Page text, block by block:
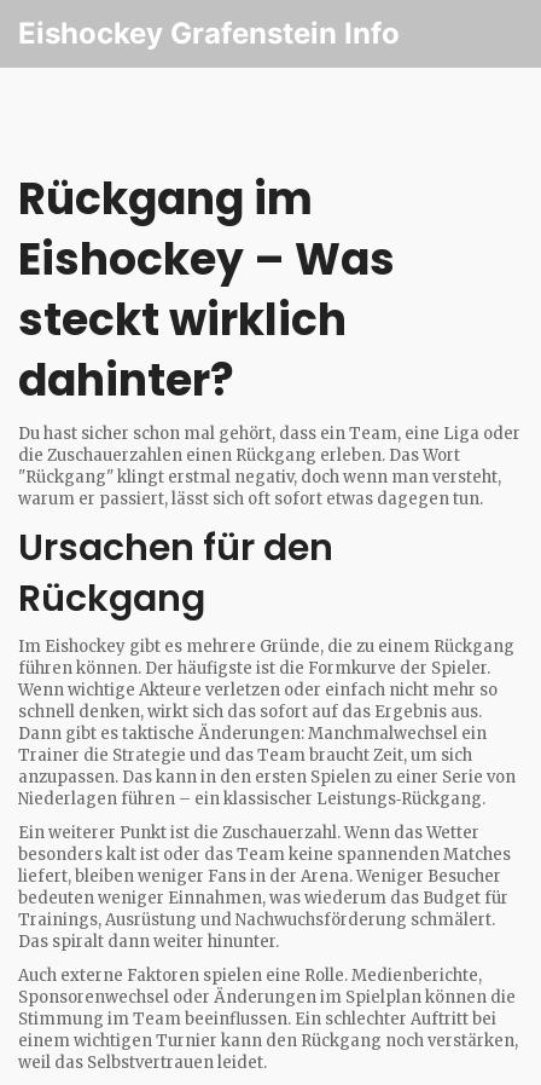
Eishockey Grafenstein Info
Rückgang im
Eishockey – Was
steckt wirklich
dahinter?
Du hast sicher schon mal gehört, dass ein Team, eine Liga oder
die Zuschauerzahlen einen Rückgang erleben. Das Wort
"Rückgang" klingt erstmal negativ, doch wenn man versteht,
warum er passiert, lässt sich oft sofort etwas dagegen tun.
Ursachen für den
Rückgang
Im Eishockey gibt es mehrere Gründe, die zu einem Rückgang
führen können. Der häufigste ist die Formkurve der Spieler.
Wenn wichtige Akteure verletzen oder einfach nicht mehr so
schnell denken, wirkt sich das sofort auf das Ergebnis aus.
Dann gibt es taktische Änderungen: Manchmalwechsel ein
Trainer die Strategie und das Team braucht Zeit, um sich
anzupassen. Das kann in den ersten Spielen zu einer Serie von
Niederlagen führen – ein klassischer Leistungs‑Rückgang.
Ein weiterer Punkt ist die Zuschauerzahl. Wenn das Wetter
besonders kalt ist oder das Team keine spannenden Matches
liefert, bleiben weniger Fans in der Arena. Weniger Besucher
bedeuten weniger Einnahmen, was wiederum das Budget für
Trainings, Ausrüstung und Nachwuchsförderung schmälert.
Das spiralt dann weiter hinunter.
Auch externe Faktoren spielen eine Rolle. Medienberichte,
Sponsorenwechsel oder Änderungen im Spielplan können die
Stimmung im Team beeinflussen. Ein schlechter Auftritt bei
einem wichtigen Turnier kann den Rückgang noch verstärken,
weil das Selbstvertrauen leidet.